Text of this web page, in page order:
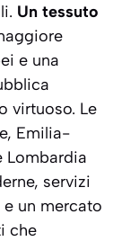
Un tessuto
e una
virtuoso. Le
Emilia-
Lombardia
servizi
un mercato
che